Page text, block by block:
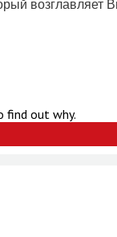
возглавляет
find out why.